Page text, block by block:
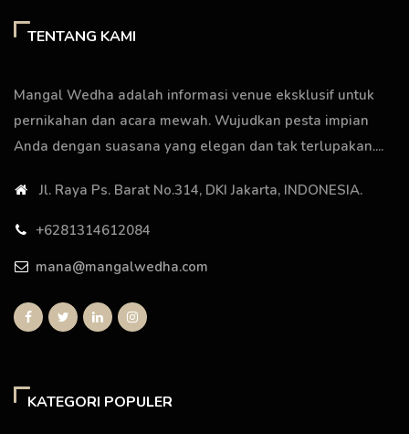
TENTANG KAMI
Mangal Wedha adalah informasi venue eksklusif untuk
pernikahan dan acara mewah. Wujudkan pesta impian
Anda dengan suasana yang elegan dan tak terlupakan....
Jl. Raya Ps. Barat No.314, DKI Jakarta, INDONESIA.
+6281314612084
mana@mangalwedha.com
KATEGORI POPULER